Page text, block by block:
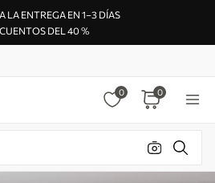
LA ENTREGA EN 1–3 DÍAS
DEL 40 %
0 0